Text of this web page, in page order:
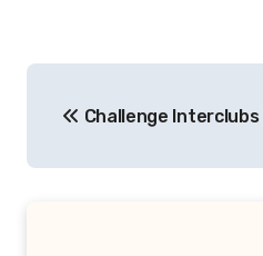
de
l’article
Challenge